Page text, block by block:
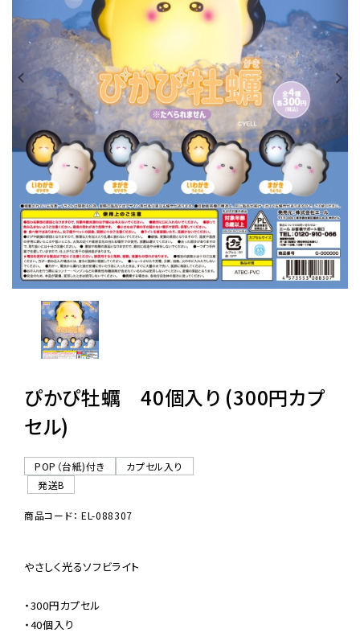
カプセルトイ
販促用空カプセル
レンタル
景品・玩具・文具
販促用カプセルトイ
よくあるご質問
06-6282-7659
ぴかぴ牡蠣 40個入り (300円カプ
セル)
POP（台紙)付き
カプセル入り
発送B
商品コード： EL-088307
やさしく光るソフビライト
・300円カプセル
・40個入り